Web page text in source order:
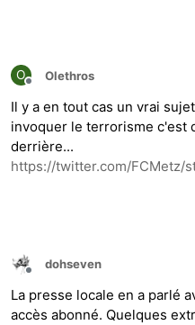
O
Hors-ligne
Olethros
Il y a en tout cas un vrai
invoquer le terrorisme c'est
derrière...
https://twitter.com/FCMetz/
Hors-ligne
dohseven
La presse locale en a parlé
accès abonné. Quelques